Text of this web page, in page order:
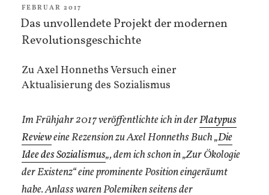
Über
Badiou,
über
VERÖFFENTLICHT
AM
FEBRUAR 2017
Das unvollendete Projekt der modernen
Revolutionsgeschichte
Zu Axel Honneths Versuch einer
Aktualisierung des Sozialismus
Im Frühjahr 2017 veröffentlichte ich in derPlatypus
Revieweine Rezension zu Axel Honneths Buch „Die
Idee des Sozialismus„, dem ich schon in „Zur Ökologie
der Existenz“ eine prominente Position eingeräumt
habe. Anlass waren Polemiken seitens der